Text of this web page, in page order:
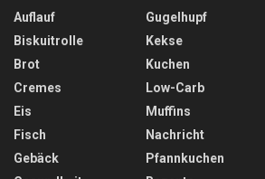
Auflauf
Biskuitrolle
Brot
Cremes
Eis
Fisch
Gebäck
Gugelhupf
Kekse
Kuchen
Low-Carb
Muffins
Nachricht
Pfannkuchen